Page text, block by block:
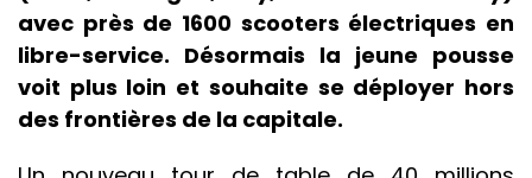
avec près de 1600 scooters électriques en
libre-service. Désormais la jeune pousse
voit plus loin et souhaite se déployer hors
des frontières de la capitale.